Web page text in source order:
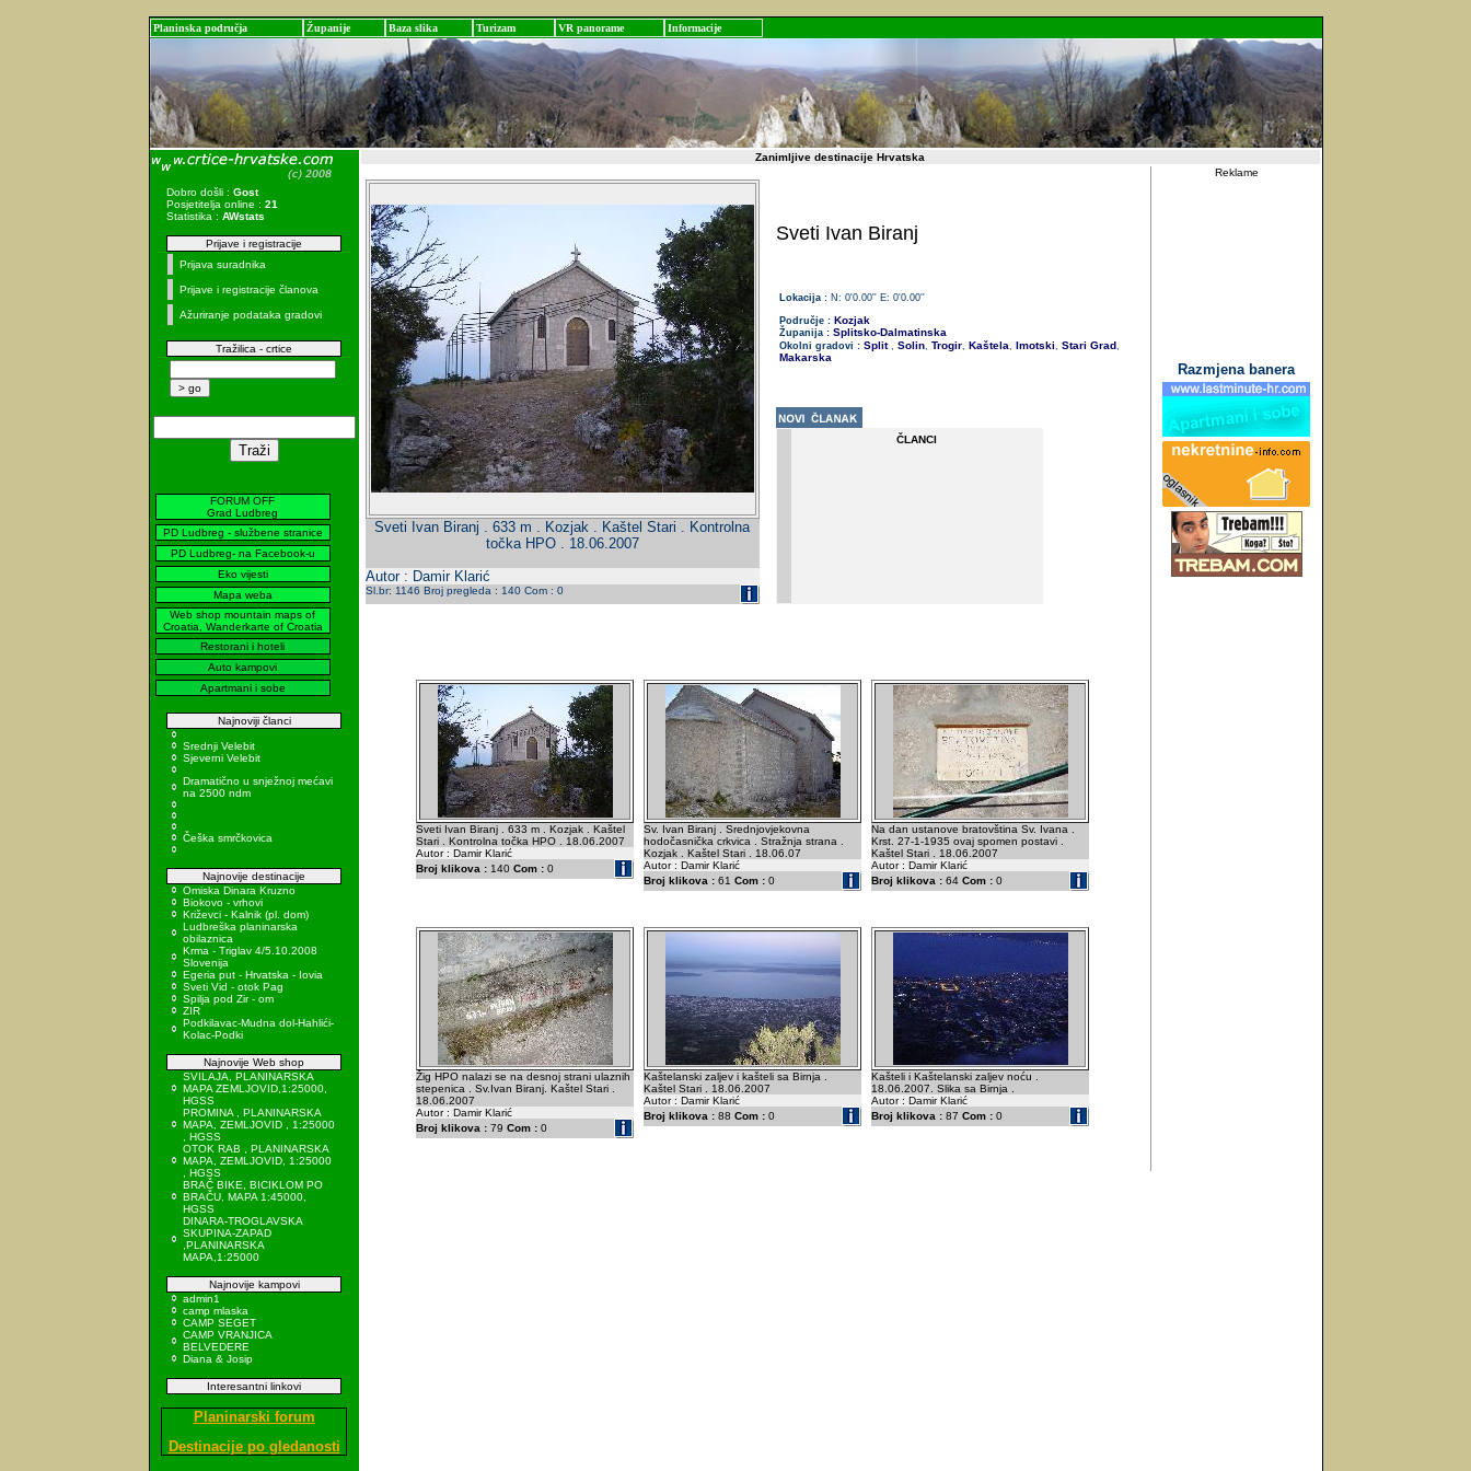
Planinska područja Županije Baza slika Turizam VR panorame Informacije
Dobro došli : Gost
Posjetitelja online : 21
Statistika : AWstats
Prijave i registracije
Prijava suradnika
Prijave i registracije članova
Ažuriranje podataka gradovi
Tražilica - crtice
FORUM OFF
Grad Ludbreg
PD Ludbreg - službene stranice
PD Ludbreg- na Facebook-u
Eko vijesti
Mapa weba
Web shop mountain maps of
Croatia, Wanderkarte of Croatia
Restorani i hoteli
Auto kampovi
Apartmani i sobe
Najnoviji članci
Srednji Velebit
Sjeverni Velebit
Dramatično u snježnoj mećavi
na 2500 ndm
Češka smrčkovica
Najnovije destinacije
Omiska Dinara Kruzno
Biokovo - vrhovi
Križevci - Kalnik (pl. dom)
Ludbreška planinarska
obilaznica
Krma - Triglav 4/5.10.2008
Slovenija
Egeria put - Hrvatska - Iovia
Sveti Vid - otok Pag
Spilja pod Zir - om
ZIR
Podkilavac-Mudna dol-Hahlići-
Kolac-Podki
Najnovije Web shop
SVILAJA, PLANINARSKA
MAPA ZEMLJOVID,1:25000,
HGSS
PROMINA , PLANINARSKA
MAPA, ZEMLJOVID , 1:25000
, HGSS
OTOK RAB , PLANINARSKA
MAPA, ZEMLJOVID, 1:25000
, HGSS
BRAČ BIKE, BICIKLOM PO
BRAČU, MAPA 1:45000,
HGSS
DINARA-TROGLAVSKA
SKUPINA-ZAPAD
,PLANINARSKA
MAPA,1:25000
Najnovije kampovi
admin1
camp mlaska
CAMP SEGET
CAMP VRANJICA
BELVEDERE
Diana & Josip
Interesantni linkovi
Planinarski forum
Destinacije po gledanosti
Zanimljive destinacije Hrvatska
Sveti Ivan Biranj . 633 m . Kozjak . Kaštel Stari . Kontrolna
točka HPO . 18.06.2007
Autor : Damir Klarić
Sl.br: 1146 Broj pregleda : 140 Com : 0
Sveti Ivan Biranj
Lokacija : N: 0'0.00'' E: 0'0.00''
Područje : Kozjak
Županija : Splitsko-Dalmatinska
Okolni gradovi : Split , Solin, Trogir, Kaštela, Imotski, Stari Grad,
Makarska
ČLANCI
Sveti Ivan Biranj . 633 m . Kozjak . Kaštel
Stari . Kontrolna točka HPO . 18.06.2007
Autor : Damir Klarić
Broj klikova : 140 Com : 0
Sv. Ivan Biranj . Srednjovjekovna
hodočasnička crkvica . Stražnja strana .
Kozjak . Kaštel Stari . 18.06.07
Autor : Damir Klarić
Broj klikova : 61 Com : 0
Na dan ustanove bratovština Sv. Ivana .
Krst. 27-1-1935 ovaj spomen postavi .
Kaštel Stari . 18.06.2007
Autor : Damir Klarić
Broj klikova : 64 Com : 0
Žig HPO nalazi se na desnoj strani ulaznih
stepenica . Sv.Ivan Biranj. Kaštel Stari .
18.06.2007
Autor : Damir Klarić
Broj klikova : 79 Com : 0
Kaštelanski zaljev i kašteli sa Birnja .
Kaštel Stari . 18.06.2007
Autor : Damir Klarić
Broj klikova : 88 Com : 0
Kašteli i Kaštelanski zaljev noću .
18.06.2007. Slika sa Birnja .
Autor : Damir Klarić
Broj klikova : 87 Com : 0
Reklame
Razmjena banera